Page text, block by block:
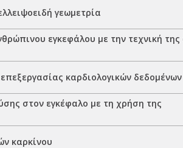
γεωμετρία
εγκεφάλου με την τεχνική της
καρδιολογικών δεδομένων
στον εγκέφαλο με τη χρήση της
καρκίνου